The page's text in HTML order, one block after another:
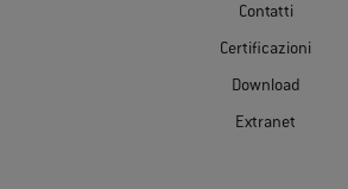
Contatti
Certificazioni
Download
Extranet